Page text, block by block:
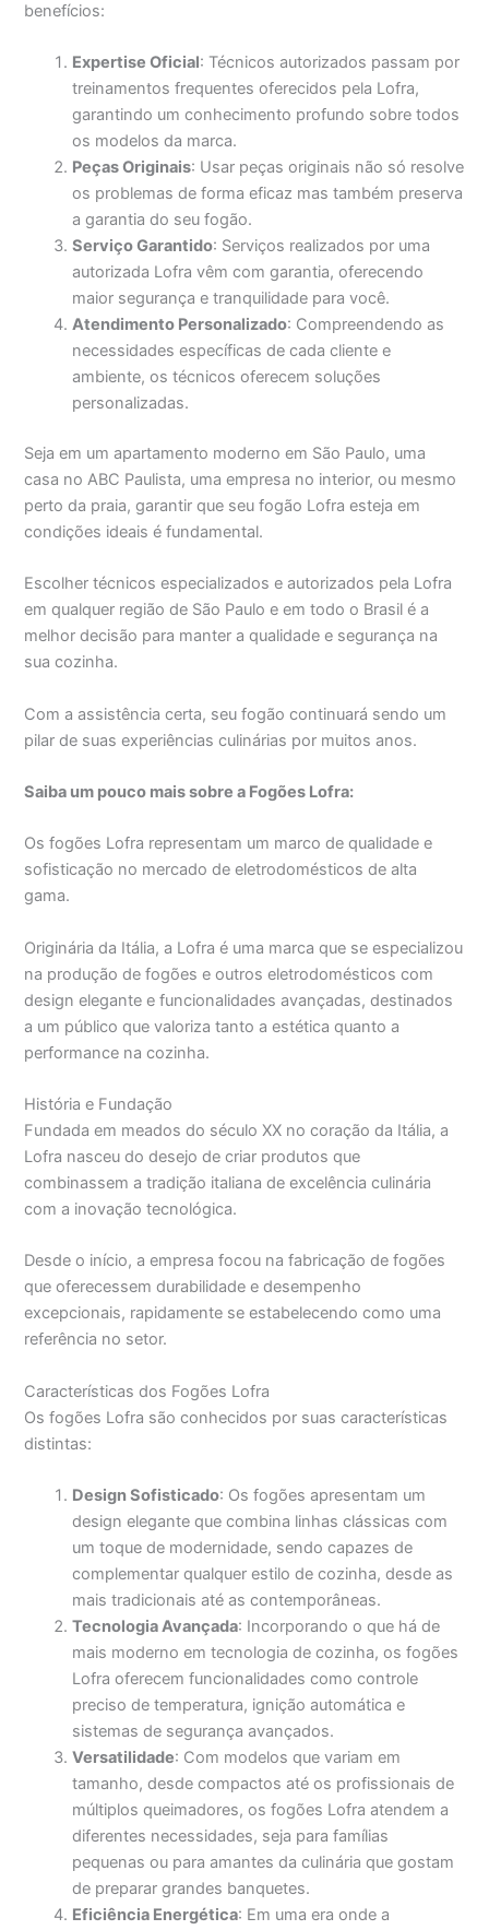
benefícios:
Expertise Oficial: Técnicos autorizados passam por
treinamentos frequentes oferecidos pela Lofra,
garantindo um conhecimento profundo sobre todos
os modelos da marca.
Peças Originais: Usar peças originais não só resolve
os problemas de forma eficaz mas também preserva
a garantia do seu fogão.
Serviço Garantido: Serviços realizados por uma
autorizada Lofra vêm com garantia, oferecendo
maior segurança e tranquilidade para você.
Atendimento Personalizado: Compreendendo as
necessidades específicas de cada cliente e
ambiente, os técnicos oferecem soluções
personalizadas.
Seja em um apartamento moderno em São Paulo, uma
casa no ABC Paulista, uma empresa no interior, ou mesmo
perto da praia, garantir que seu fogão Lofra esteja em
condições ideais é fundamental.
Escolher técnicos especializados e autorizados pela Lofra
em qualquer região de São Paulo e em todo o Brasil é a
melhor decisão para manter a qualidade e segurança na
sua cozinha.
Com a assistência certa, seu fogão continuará sendo um
pilar de suas experiências culinárias por muitos anos.
Saiba um pouco mais sobre a Fogões Lofra:
Os fogões Lofra representam um marco de qualidade e
sofisticação no mercado de eletrodomésticos de alta
gama.
Originária da Itália, a Lofra é uma marca que se especializou
na produção de fogões e outros eletrodomésticos com
design elegante e funcionalidades avançadas, destinados
a um público que valoriza tanto a estética quanto a
performance na cozinha.
História e Fundação
Fundada em meados do século XX no coração da Itália, a
Lofra nasceu do desejo de criar produtos que
combinassem a tradição italiana de excelência culinária
com a inovação tecnológica.
Desde o início, a empresa focou na fabricação de fogões
que oferecessem durabilidade e desempenho
excepcionais, rapidamente se estabelecendo como uma
referência no setor.
Características dos Fogões Lofra
Os fogões Lofra são conhecidos por suas características
distintas:
Design Sofisticado: Os fogões apresentam um
design elegante que combina linhas clássicas com
um toque de modernidade, sendo capazes de
complementar qualquer estilo de cozinha, desde as
mais tradicionais até as contemporâneas.
Tecnologia Avançada: Incorporando o que há de
mais moderno em tecnologia de cozinha, os fogões
Lofra oferecem funcionalidades como controle
preciso de temperatura, ignição automática e
sistemas de segurança avançados.
Versatilidade: Com modelos que variam em
tamanho, desde compactos até os profissionais de
múltiplos queimadores, os fogões Lofra atendem a
diferentes necessidades, seja para famílias
pequenas ou para amantes da culinária que gostam
de preparar grandes banquetes.
Eficiência Energética: Em uma era onde a